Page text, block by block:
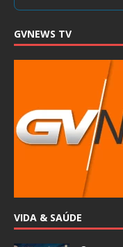
GVNEWS TV
VIDA & SAÚDE